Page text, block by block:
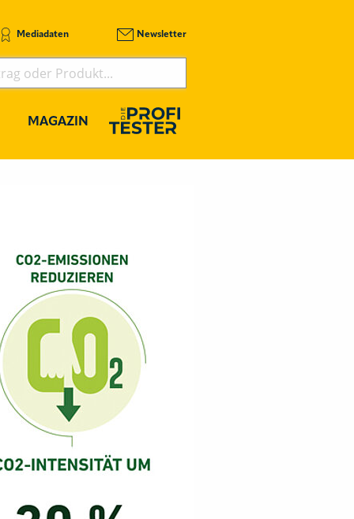
Mediadaten Newsletter
MAGAZIN